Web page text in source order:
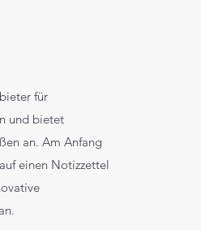
für
und bietet
an. Am Anfang
einen Notizzettel